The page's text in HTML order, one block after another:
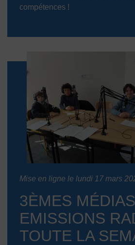
compétences !
Mise en ligne le lundi 17 mars
3ÈMES
EMISSIONS
TOUTE LA